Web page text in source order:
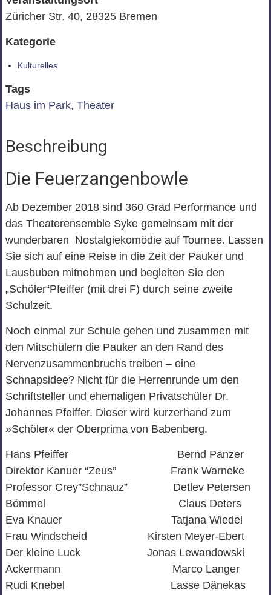
Züricher Str. 40, 28325 Bremen
Kategorie
Kulturelles
Tags
Haus im Park, Theater
Beschreibung
Die Feuerzangenbowle
Ab Dezember 2018 sind 360 Grad Performance und
das Theaterensemble Syke gemeinsam mit der
wunderbaren Nostalgiekomödie auf Tournee. Lassen
Sie sich auf eine Reise in die Zeit der Pauker und
Lausbuben mitnehmen und begleiten Sie den
„Schöler“Pfeiffer (mit drei F) durch seine zweite
Schulzeit.
Noch einmal zur Schule gehen und zusammen mit
den Mitschülern die Pauker an den Rand des
Nervenzusammenbruchs treiben – eine
Schnapsidee? Nicht für die Herrenrunde um den
Schriftsteller und ehemaligen Privatschüler Dr.
Johannes Pfeiffer. Dieser wird kurzerhand zum
»Schöler« der Oberprima von Babenberg.
Hans Pfeiffer Bernd Panzer
Direktor Kanuer “Zeus” Frank Warneke
Professor Crey”Schnauz” Detlev Petersen
Bömmel Claus Deters
Eva Knauer Tatjana Wiedel
Frau Windscheid Kirsten Meyer-Ebert
Der kleine Luck Jonas Lewandowski
Ackermann Marco Langer
Rudi Knebel Lasse Dänekas